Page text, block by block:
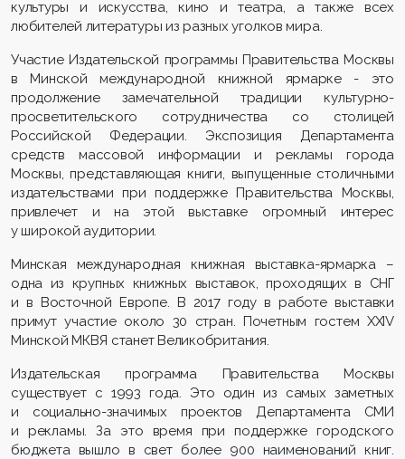
культуры и искусства, кино и театра, а также всех
любителей литературы из разных уголков мира.
Участие Издательской программы Правительства Москвы
в Минской международной книжной ярмарке - это
продолжение замечательной традиции культурно-
просветительского сотрудничества со столицей
Российской Федерации. Экспозиция Департамента
средств массовой информации и рекламы города
Москвы, представляющая книги, выпу­щенные столичными
издательствами при поддержке Правительства Москвы,
привлечет и на этой выстав­ке огромный интерес
у широкой аудитории.
Минская международная книжная выставка-ярмарка –
одна из крупных книжных выставок, проходящих в СНГ
и в Восточной Европе. В 2017 году в работе выставки
примут участие около 30 стран. Почетным гостем XXIV
Минской МКВЯ станет Великобритания.
Издательская программа Правительства Москвы
существует с 1993 года. Это один из самых заметных
и социально-значимых проектов Департамента СМИ
и рекламы. За это время при поддержке городского
бюджета вышло в свет более 900 наименований книг.